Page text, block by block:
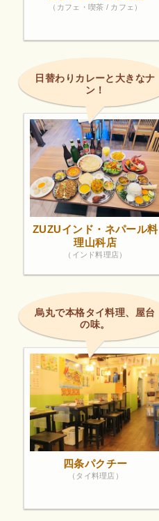
（カフェ・喫茶 / カフェ）
日替わりカレーと大きなナ
ン！
ZUZUインド・ネパール料
理山科店
（インド料理店）
烏丸で本格タイ料理、屋台
の味。
四条パクチー
（タイ料理店）